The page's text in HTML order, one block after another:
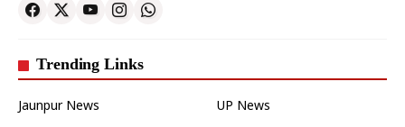
Trending Links
Jaunpur News
UP News